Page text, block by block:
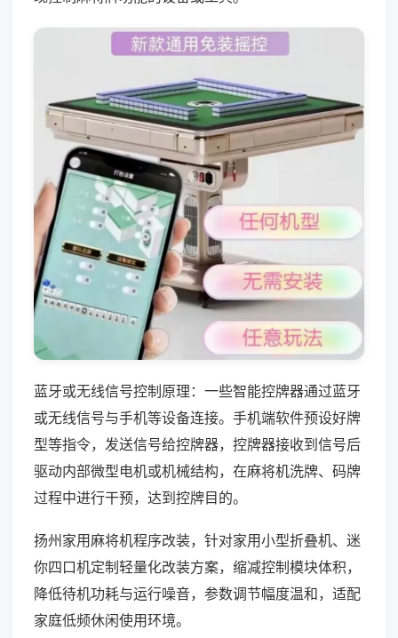
蓝牙或无线信号控制原理：一些智能控牌器通过蓝牙
或无线信号与手机等设备连接。手机端软件预设好牌
型等指令，发送信号给控牌器，控牌器接收到信号后
驱动内部微型电机或机械结构，在麻将机洗牌、码牌
过程中进行干预，达到控牌目的。
扬州家用麻将机程序改装，针对家用小型折叠机、迷
你四口机定制轻量化改装方案，缩减控制模块体积，
降低待机功耗与运行噪音，参数调节幅度温和，适配
家庭低频休闲使用环境。